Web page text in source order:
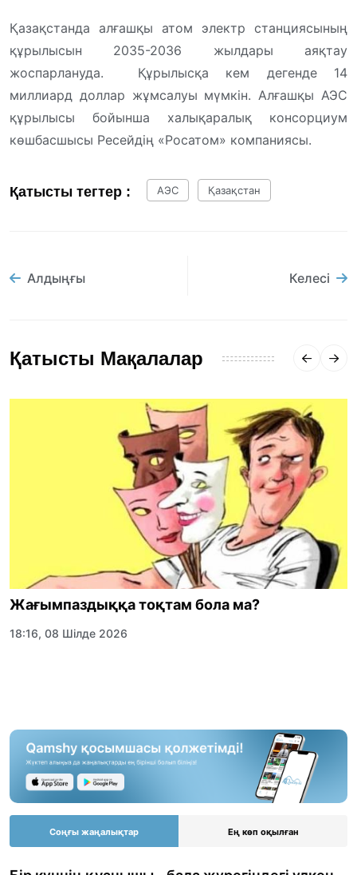
Қазақстанда алғашқы атом электр станциясының
құрылысын 2035-2036 жылдары аяқтау
жоспарлануда. Құрылысқа кем дегенде 14
миллиард доллар жұмсалуы мүмкін. Алғашқы АЭС
құрылысы бойынша халықаралық консорциум
көшбасшысы Ресейдің «Росатом» компаниясы.
Қатысты тегтер : АЭС Қазақстан
Алдыңғы Келесі
Қатысты Мақалалар
Жағымпаздыққа тоқтам бола ма?
18:16, 08 Шілде 2026
Соңғы жаңалықтар Ең көп оқылған